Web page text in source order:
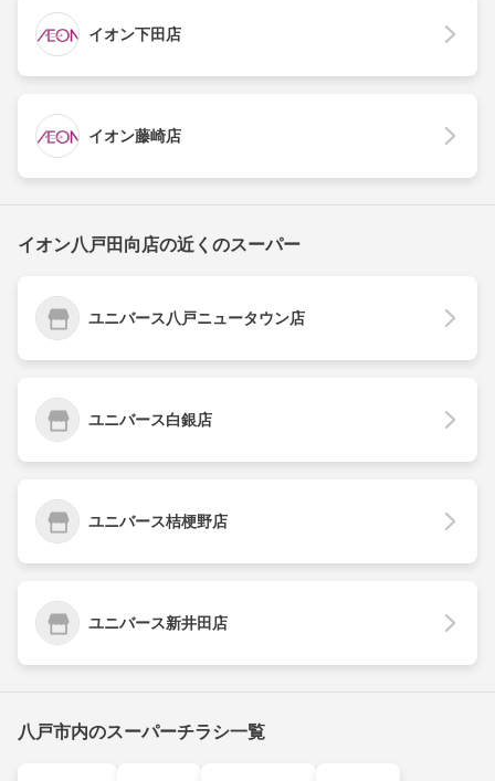
イオン下田店
イオン藤崎店
イオン八戸田向店の近くのスーパー
ユニバース八戸ニュータウン店
ユニバース白銀店
ユニバース桔梗野店
ユニバース新井田店
八戸市内のスーパーチラシ一覧